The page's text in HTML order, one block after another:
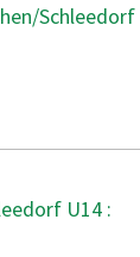
Schleedorf
U14 :